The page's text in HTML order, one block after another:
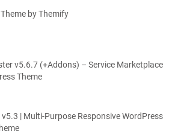
by Themify
v5.6.7 (+Addons) – Service Marketplace
Theme
| Multi-Purpose Responsive WordPress